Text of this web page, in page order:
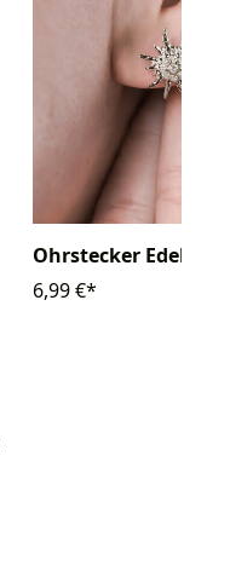
Ohrstecker
6,99 €*